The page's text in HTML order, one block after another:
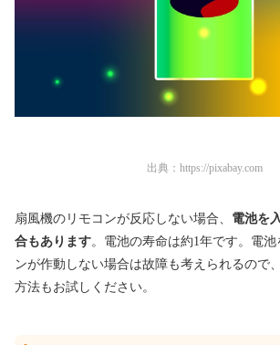
出典： https://pixabay.com
扇風機のリモコンが反応しない場合、 電池を
合もあります。電池の寿命は約1年です。電
ンが作動しない場合は故障も考えられるので
方法もお試しください。